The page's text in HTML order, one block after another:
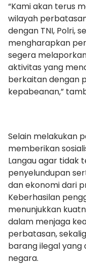
“Kami akan terus
wilayah
dengan TNI, Polri,
mengharapkan
segera
aktivitas yang
berkaitan dengan
kepabeanan,”
Selain melakukan
memberikan
Langau agar tidak
penyelundupan
dan ekonomi dari
Keberhasilan
menunjukkan
dalam menjaga
perbatasan,
barang ilegal
negara.